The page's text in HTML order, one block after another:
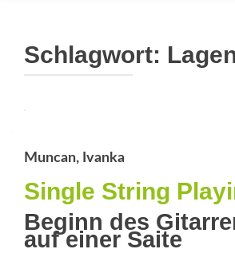
Schlagwort:
Muncan, Ivanka
Single String
Beginn des
auf einer Saite